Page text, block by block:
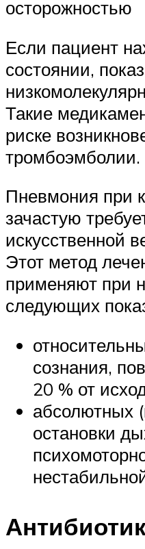
осторожностью
Если пациент
состоянии,
Такие
риске
тромбоэмболии.
Пневмония при
зачастую
искусственной
Этот метод
применяют при
следующих
сознания,
20 % от
абсолютных
остановки